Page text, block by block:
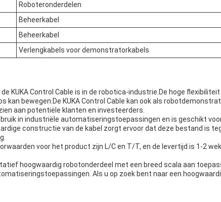
Roboteronderdelen
Beheerkabel
Beheerkabel
Verlengkabels voor demonstratorkabels
KUKA Control Cable is in de robotica-industrie.De hoge
kan bewegen.De KUKA Control Cable kan ook als
aan potentiële klanten en investeerders.
in industriële automatiseringstoepassingen en is geschikt
constructie van de kabel zorgt ervoor dat deze bestand is
voor het product zijn L/C en T/T, en de levertijd is 1-2
hoogwaardig robotonderdeel met een breed scala aan
Als u op zoek bent naar een